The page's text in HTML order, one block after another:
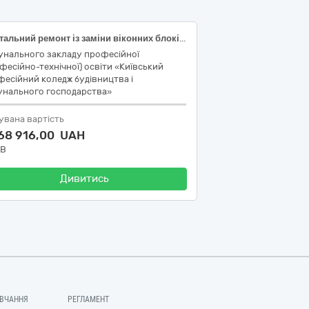
Капітальний ремонт із заміни віконних блоків із відливами та відкосами Київський професійний коледж будівництва і комунального господарства за адресою:вул.Клавдіївська,буд.22 у м.Києві
закладу професійної
технічної) освіти «Київський
коледж будівництва і
господарства»
вартість
916,00 UAH
Дивитись
РЕГЛАМЕНТ